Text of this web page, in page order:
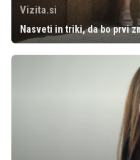
Vizita.si
Nasveti in triki, da bo prvi